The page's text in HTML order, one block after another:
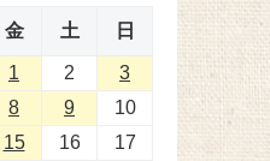
金 土 日
1 2
3
8 9
10
15 16
17